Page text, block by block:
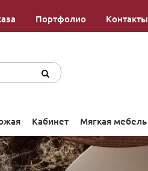
Портфолио Контакты
Кабинет Мягкая мебель